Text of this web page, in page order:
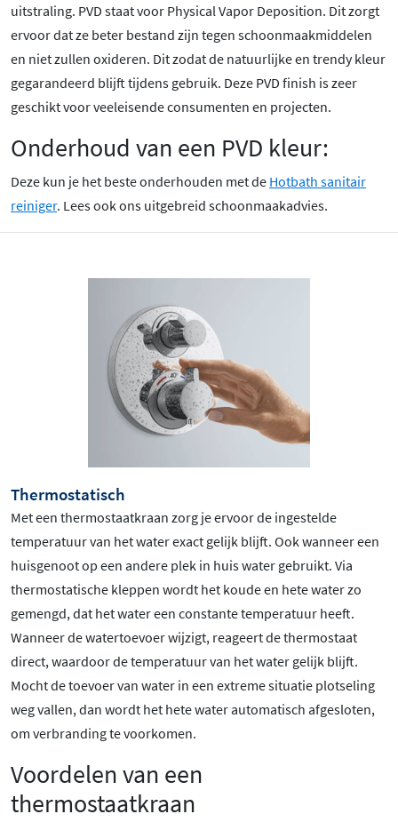
uitstraling. PVD staat voor Physical Vapor Deposition. Dit zorgt
ervoor dat ze beter bestand zijn tegen schoonmaakmiddelen
en niet zullen oxideren. Dit zodat de natuurlijke en trendy kleur
gegarandeerd blijft tijdens gebruik. Deze PVD finish is zeer
geschikt voor veeleisende consumenten en projecten.
Onderhoud van een PVD kleur:
Deze kun je het beste onderhouden met de Hotbath sanitair
reiniger. Lees ook ons uitgebreid schoonmaakadvies.
Thermostatisch
Met een thermostaatkraan zorg je ervoor de ingestelde
temperatuur van het water exact gelijk blijft. Ook wanneer een
huisgenoot op een andere plek in huis water gebruikt. Via
thermostatische kleppen wordt het koude en hete water zo
gemengd, dat het water een constante temperatuur heeft.
Wanneer de watertoevoer wijzigt, reageert de thermostaat
direct, waardoor de temperatuur van het water gelijk blijft.
Mocht de toevoer van water in een extreme situatie plotseling
weg vallen, dan wordt het hete water automatisch afgesloten,
om verbranding te voorkomen.
Voordelen van een
thermostaatkraan